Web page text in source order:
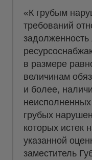
«К грубым
требований
задолженность
в размере
величинам
и более,
грубых
которых истек
указанной
заместитель